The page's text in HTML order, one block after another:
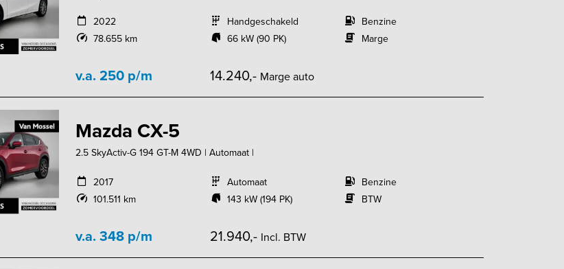
2022
78.655 km
Handgeschakeld
66 kW (90 PK)
Benzine
Marge
v.a. 250 p/m 14.240,- Marge auto
Mazda CX-5
2.5 SkyActiv-G 194 GT-M 4WD | Automaat |
2017
101.511 km
Automaat
143 kW (194 PK)
Benzine
BTW
v.a. 348 p/m 21.940,- Incl. BTW